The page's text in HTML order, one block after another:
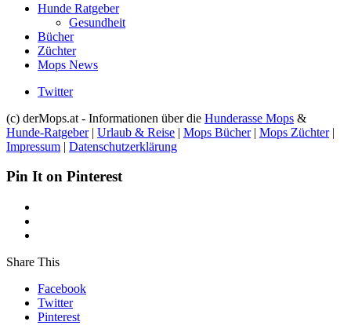
Hunde Ratgeber
Gesundheit
Bücher
Züchter
Mops News
Twitter
(c) derMops.at - Informationen über die Hunderasse Mops &
Hunde-Ratgeber| Urlaub & Reise | Mops Bücher| Mops Züchter|
Impressum | Datenschutzerklärung
Pin It on Pinterest
Share This
Facebook
Twitter
Pinterest